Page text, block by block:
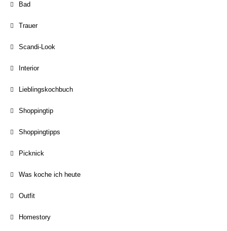
Bad
Trauer
Scandi-Look
Interior
Lieblingskochbuch
Shoppingtip
Shoppingtipps
Picknick
Was koche ich heute
Outfit
Homestory